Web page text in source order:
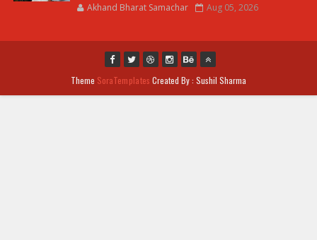
Akhand Bharat Samachar Aug 05, 2026
Theme SoraTemplates Created By : Sushil Sharma